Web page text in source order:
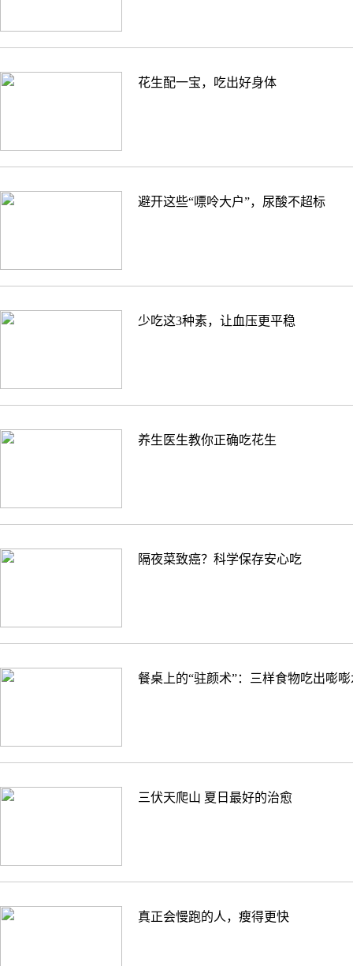
花生配一宝，吃出好身体
避开这些“嘌呤大户”，尿酸不超标
少吃这3种素，让血压更平稳
养生医生教你正确吃花生
隔夜菜致癌？科学保存安心吃
餐桌上的“驻颜术”：三样食物吃出嘭
三伏天爬山 夏日最好的治愈
真正会慢跑的人，瘦得更快